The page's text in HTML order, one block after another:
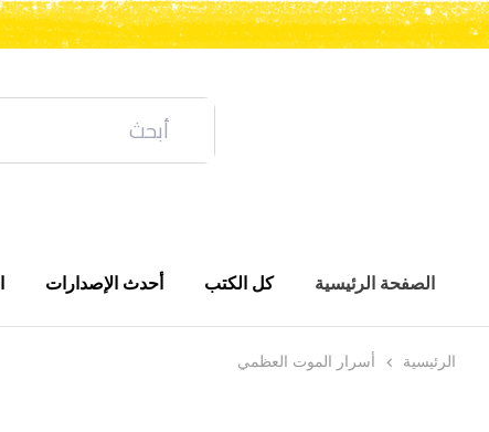
الصفحة الرئيسية كل الكتب أحدث الإصدارات
الرئيسية أسرار الموت العظمي